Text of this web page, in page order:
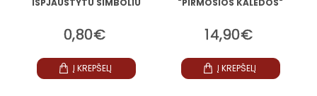
IŠPJAUSTYTU SIMBOLIU
0,80€
Į KREPŠELĮ
"PIRMOSIOS KALĖDOS"
14,90€
Į KREPŠELĮ